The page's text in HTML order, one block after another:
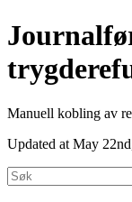
Manuell kobling av
Updated at May